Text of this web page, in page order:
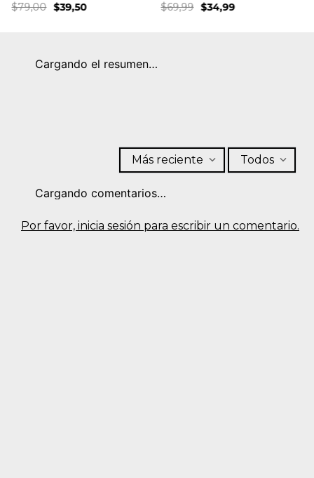
$79,00 $39,50
$69,99 $34,99
Cargando el resumen…
Por favor, inicia sesión para escribir un comentario.
Más reciente Todos
Cargando comentarios…